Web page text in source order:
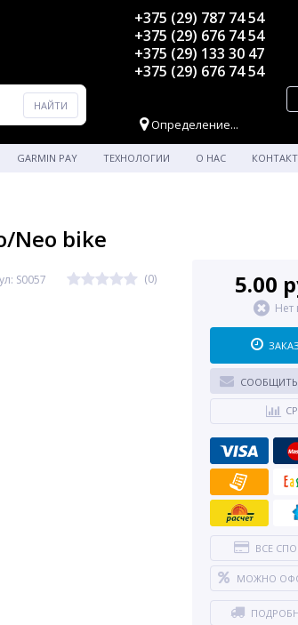
+375 (29) 787 74 54
+375 (29) 676 74 54
+375 (29) 133 30 47
+375 (29) 676 74 54
Определение...
GARMIN PAY ТЕХНОЛОГИИ О НАС
Neo bike
S0057 (0) 5.00
Нет
ВСЕ
МОЖНО